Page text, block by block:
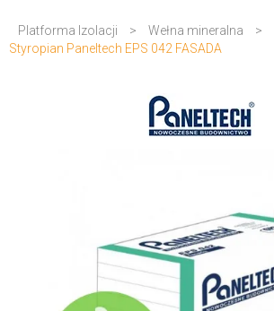
Platforma Izolacji > Wełna mineralna >
Styropian Paneltech EPS 042 FASADA